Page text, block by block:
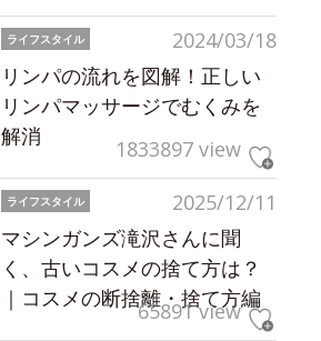
2024/03/18
ライフスタイル
リンパの流れを図解！正しい
リンパマッサージでむくみを
解消
1833897 view
2025/12/11
ライフスタイル
マシンガンズ滝沢さんに聞
く、古いコスメの捨て方は？
｜コスメの断捨離・捨て方編
65891 view